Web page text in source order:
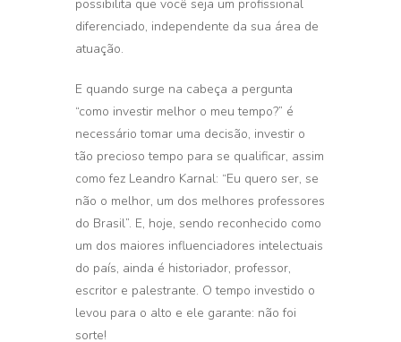
possibilita que você seja um profissional
diferenciado, independente da sua área de
atuação.
E quando surge na cabeça a pergunta
“como investir melhor o meu tempo?” é
necessário tomar uma decisão, investir o
tão precioso tempo para se qualificar, assim
como fez Leandro Karnal: “Eu quero ser, se
não o melhor, um dos melhores professores
do Brasil”. E, hoje, sendo reconhecido como
um dos maiores influenciadores intelectuais
do país, ainda é historiador, professor,
escritor e palestrante. O tempo investido o
levou para o alto e ele garante: não foi
sorte!